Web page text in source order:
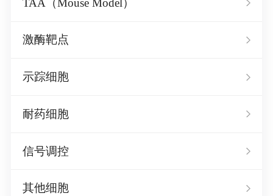
激酶靶点
示踪细胞
耐药细胞
信号调控
其他细胞